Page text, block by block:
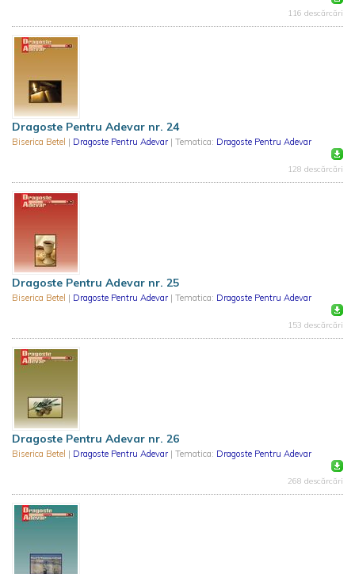
116 descărcări
Dragoste Pentru Adevar nr. 24
Biserica Betel | Dragoste Pentru Adevar | Tematica: Dragoste Pentru Adevar
128 descărcări
Dragoste Pentru Adevar nr. 25
Biserica Betel | Dragoste Pentru Adevar | Tematica: Dragoste Pentru Adevar
153 descărcări
Dragoste Pentru Adevar nr. 26
Biserica Betel | Dragoste Pentru Adevar | Tematica: Dragoste Pentru Adevar
268 descărcări